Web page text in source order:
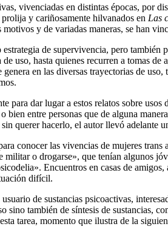
vivenciadas en distintas épocas, por
y cariñosamente hilvanados en Las
y de variadas maneras, se han
de supervivencia, pero también
uso, hasta quienes recurren a tomas
en las diversas trayectorias de
dar lugar a estos relatos sobre
entre personas que de alguna
querer hacerlo, el autor llevó adelante
conocer las vivencias de mujeres
o drogarse», que tenían algunos
Encuentros en casas de
difícil.
de sustancias psicoactivas,
sino también de síntesis de
tarea, momento que ilustra de la